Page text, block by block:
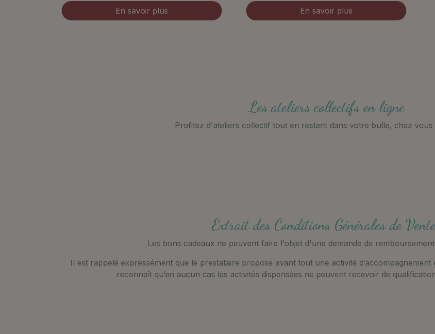
En savoir plus En savoir plus
Les ateliers collectifs en ligne
Profitez d'ateliers collectif tout en restant dans votre bulle, chez vous
Extrait des Conditions Générales de
Les bons cadeaux ne peuvent faire l'objet d'une demande de
Il est rappelé expressément que le prestataire propose avant tout une activité
reconnaît qu’en aucun cas les activités dispensées ne peuvent recevoir de